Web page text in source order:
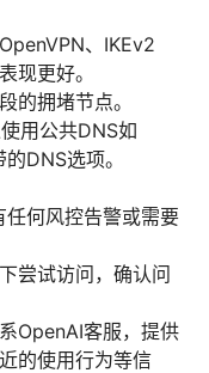
、IKEv2
现更好。
的拥堵节点。
用公共DNS如
DNS选项。
何风控告警或需要
尝试访问，确认问
OpenAI客服，提供
的使用行为等信